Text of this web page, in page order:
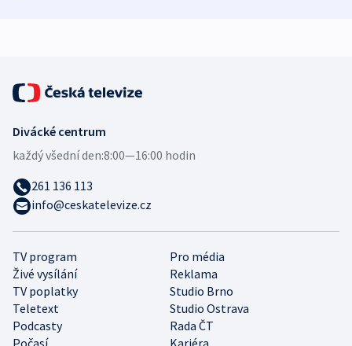
TV program
Pro média
Živé vysílání
Reklama
TV poplatky
Studio Brno
Teletext
Studio Ostrava
Podcasty
Rada ČT
Počasí
Kariéra
Divácké centrum
každý všední den:8:00—16:00 hodin
261 136 113
info@ceskatelevize.cz